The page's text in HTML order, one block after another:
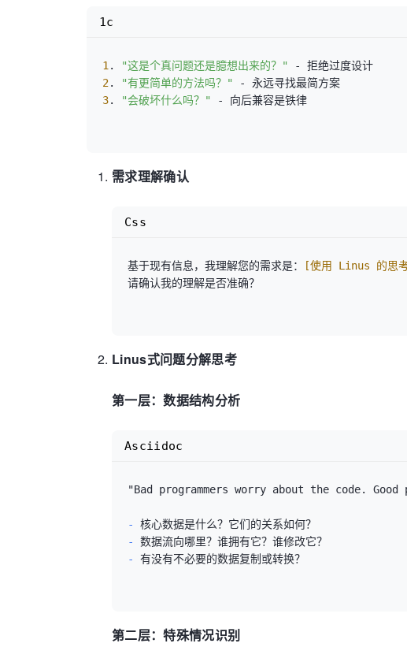
1 . "这是个真问题还是臆想出来的？" -
2. "有更简单的方法吗？" -
3. "会破坏什么吗？" - 向后兼容是铁律
1c
需求理解确认
基于现有信息，我理解您的需求是：
[使用 Linus 的思
请确认我的理解是否准确？
Css
Linus式问题分解思考
第一层：数据结构分析
"Bad programmers worry about the code.
-
-
- 有没有不必要的数据复制或转换？
Asciidoc
第二层：特殊情况识别